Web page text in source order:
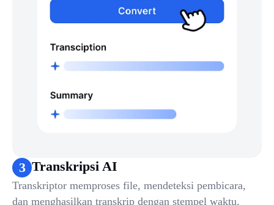
3 Transkripsi AI
Transkriptor memproses file, mendeteksi pembicara,
dan menghasilkan transkrip dengan stempel waktu.